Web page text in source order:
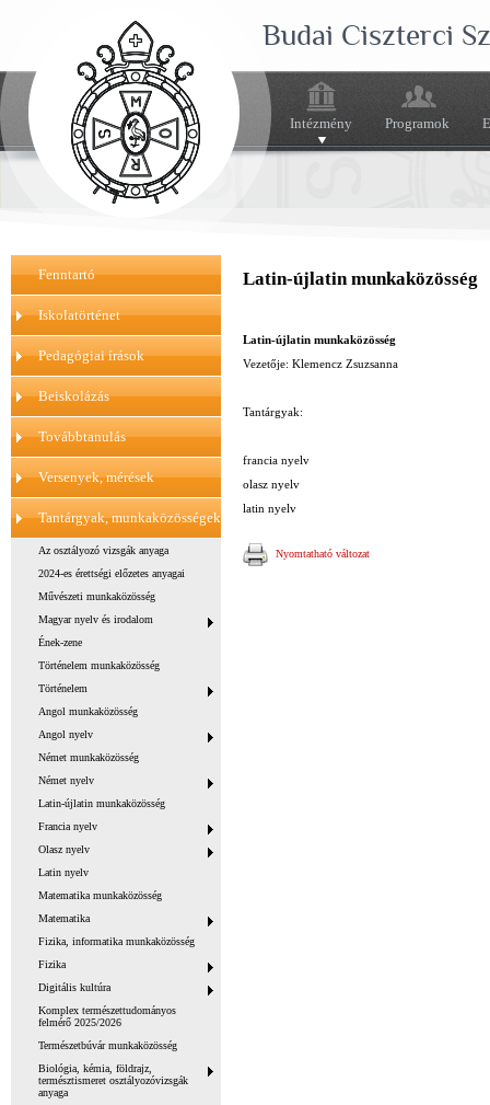
Budai Ciszterci
Intézmény Programok
Fenntartó
Iskolatörténet
Pedagógiai írások
Beiskolázás
Továbbtanulás
Versenyek, mérések
Tantárgyak, munkaközösségek
Az osztályozó vizsgák anyaga
2024-es érettségi előzetes anyagai
Művészeti munkaközösség
Magyar nyelv és irodalom
Ének-zene
Történelem munkaközösség
Történelem
Angol munkaközösség
Angol nyelv
Német munkaközösség
Német nyelv
Latin-újlatin munkaközösség
Francia nyelv
Olasz nyelv
Latin nyelv
Matematika munkaközösség
Matematika
Fizika, informatika munkaközösség
Fizika
Digitális kultúra
Komplex természettudományos
felmérő 2025/2026
Természetbúvár munkaközösség
Biológia, kémia, földrajz,
természtismeret osztályozóvizsgák
anyaga
Latin-újlatin munkaközösség
Latin-újlatin munkaközösség
Vezetője: Klemencz Zsuzsanna
Tantárgyak:
francia nyelv
olasz nyelv
latin nyelv
Nyomtatható változat